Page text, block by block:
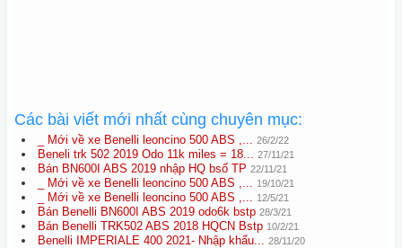
Các bài viết mới nhất cùng chuyên mục:
_ Mới về xe Benelli leoncino 500 ABS ,... 26/2/22
Beneli trk 502 2019 Odo 11k miles = 18... 27/11/21
Bán BN600I ABS 2019 nhập HQ bsố TP 22/11/21
_ Mới về xe Benelli leoncino 500 ABS ,... 19/10/21
_ Mới về xe Benelli leoncino 500 ABS ,... 12/5/21
Bán Benelli BN600I ABS 2019 odo6k bstp 28/3/21
Bán Benelli TRK502 ABS 2018 HQCN Bstp 10/2/21
Benelli IMPERIALE 400 2021- Nhập khẩu... 28/11/20